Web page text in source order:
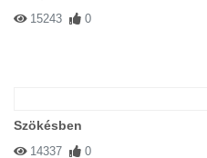
15243 0
Szökésben
14337 0